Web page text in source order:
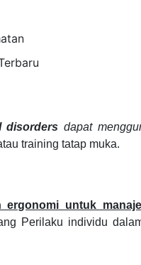
disordersdapat
training tatap muka.
ergonomi untuk
Perilaku individu